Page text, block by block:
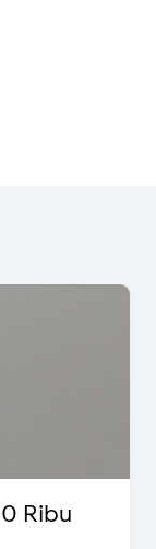
50%